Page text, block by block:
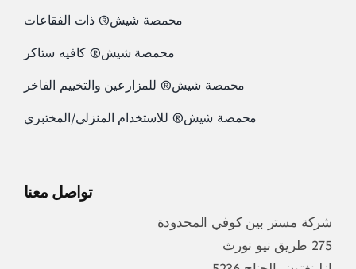
محمصة شيش® ذات الفقاعات
محمصة شيش® كافيه ستاكر
محمصة شيش® للمزارعين والتخييم الفاخر
محمصة شيش® للاستخدام المنزلي/المختبري
تواصل معنا
شركة مستر بين كوفي المحدودة
275 طريق نيو نورث